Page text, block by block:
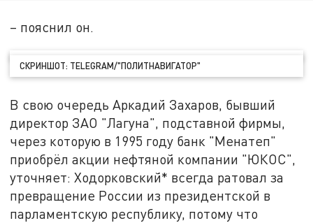
– пояснил он.
СКРИНШОТ: TELEGRAM/"ПОЛИТНАВИГАТОР"
В свою очередь Аркадий Захаров, бывший
директор ЗАО "Лагуна", подставной фирмы,
через которую в 1995 году банк "Менатеп"
приобрёл акции нефтяной компании "ЮКОС",
уточняет: Ходорковский* всегда ратовал за
превращение России из президентской в
парламентскую республику, потому что